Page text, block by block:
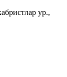
ур.,